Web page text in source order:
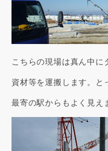
こちらの現場は真ん中に
資材等を運搬します。と
最寄の駅からもよく見え